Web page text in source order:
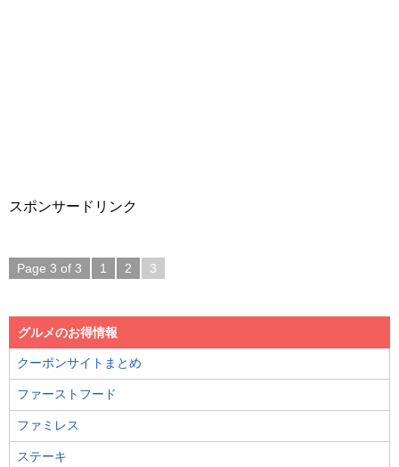
スポンサードリンク
Page 3 of 3 1 2 3
グルメのお得情報
クーポンサイトまとめ
ファーストフード
ファミレス
ステーキ